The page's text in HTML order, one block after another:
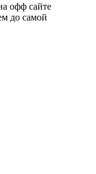
офф сайте
до самой